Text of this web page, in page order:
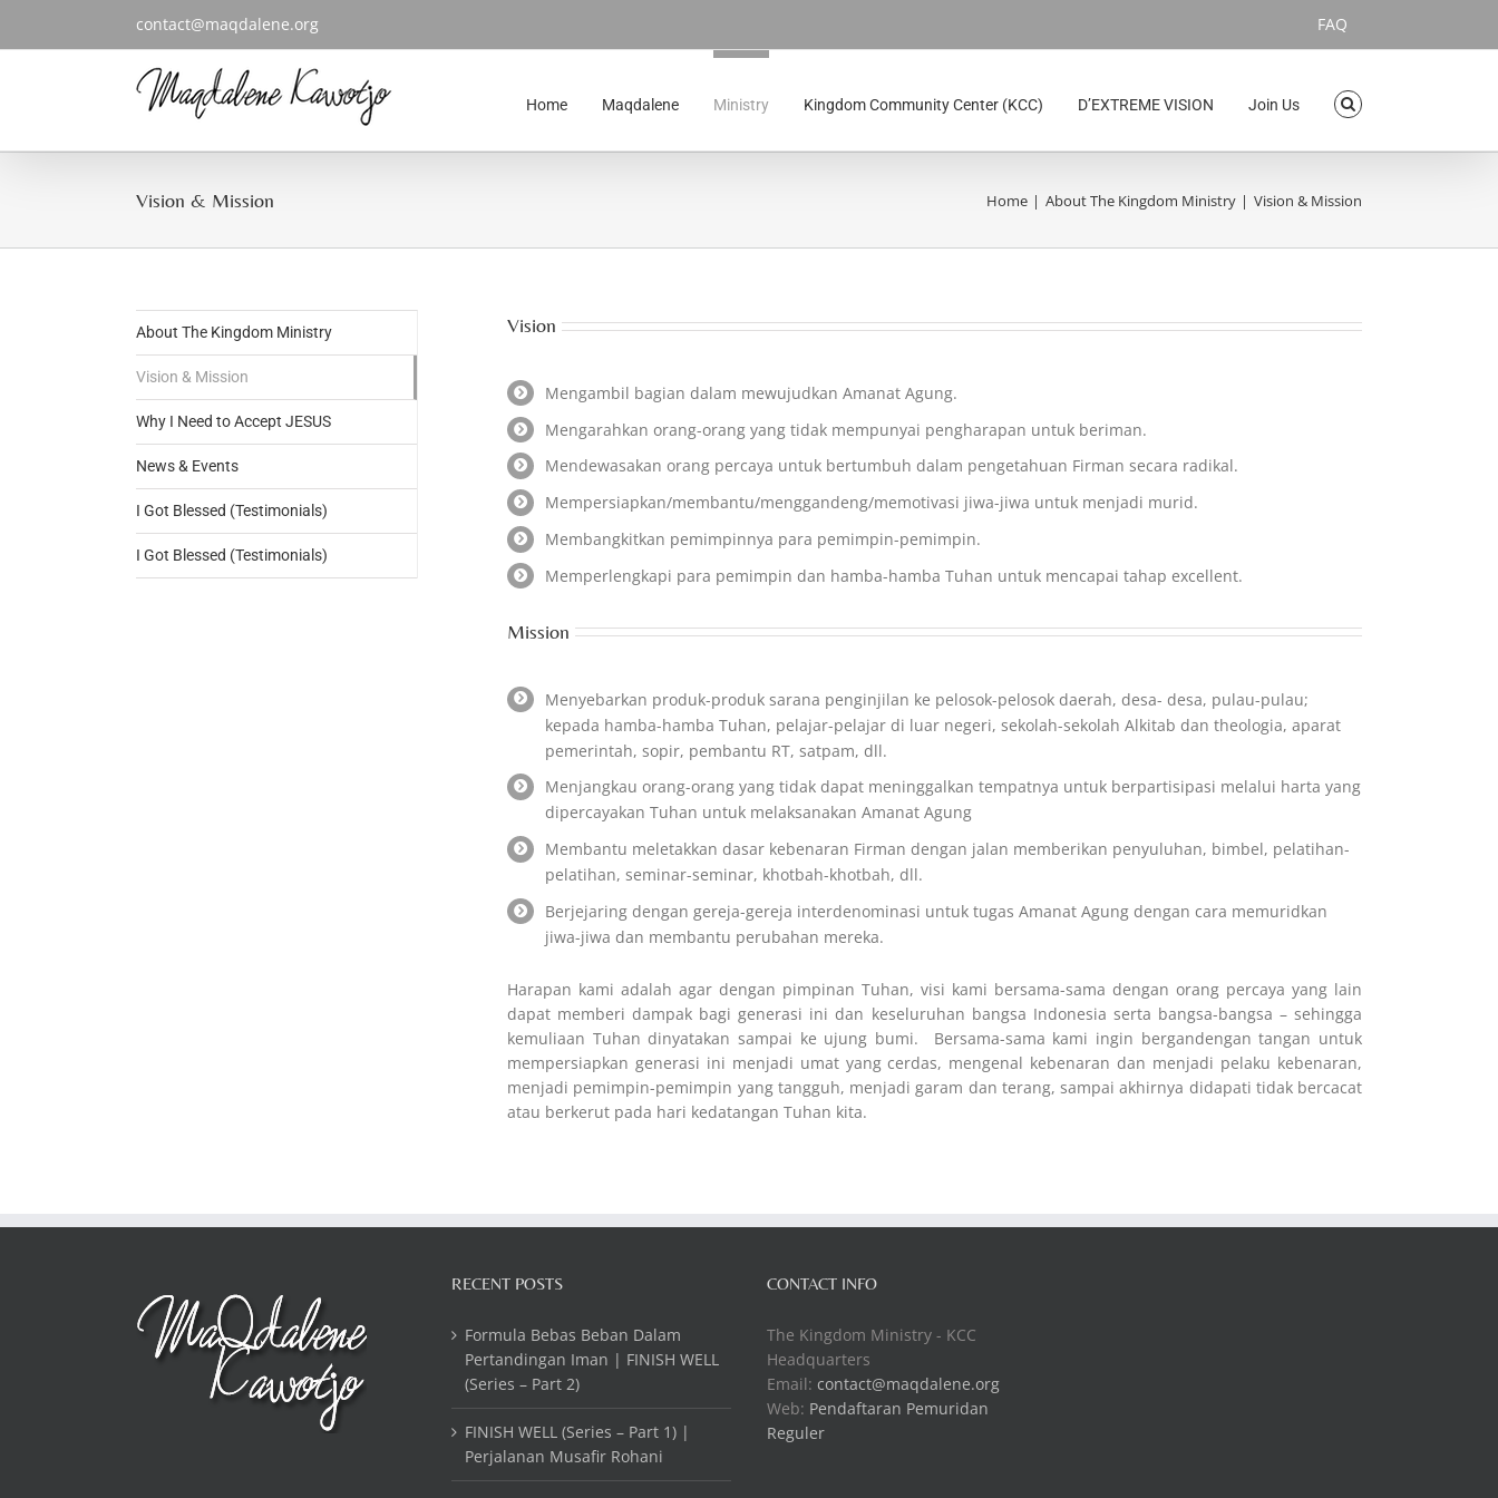
contact@maqdalene.org FAQ
Home Maqdalene Ministry Kingdom Community Center (KCC) D’EXTREME VISION Join Us
Vision & Mission Home About The Kingdom Ministry Vision & Mission
Vision
Mengambil bagian dalam mewujudkan Amanat Agung.
Mengarahkan orang-orang yang tidak mempunyai pengharapan untuk beriman.
Mendewasakan orang percaya untuk bertumbuh dalam pengetahuan Firman secara radikal.
Mempersiapkan/membantu/menggandeng/memotivasi jiwa-jiwa untuk menjadi murid.
Membangkitkan pemimpinnya para pemimpin-pemimpin.
Memperlengkapi para pemimpin dan hamba-hamba Tuhan untuk mencapai tahap excellent.
Mission
Menyebarkan produk-produk sarana penginjilan ke pelosok-pelosok daerah, desa- desa, pulau-pulau;
kepada hamba-hamba Tuhan, pelajar-pelajar di luar negeri, sekolah-sekolah Alkitab dan theologia, aparat
pemerintah, sopir, pembantu RT, satpam, dll.
Menjangkau orang-orang yang tidak dapat meninggalkan tempatnya untuk berpartisipasi melalui harta yang
dipercayakan Tuhan untuk melaksanakan Amanat Agung
Membantu meletakkan dasar kebenaran Firman dengan jalan memberikan penyuluhan, bimbel, pelatihan-
pelatihan, seminar-seminar, khotbah-khotbah, dll.
Berjejaring dengan gereja-gereja interdenominasi untuk tugas Amanat Agung dengan cara memuridkan
jiwa-jiwa dan membantu perubahan mereka.
Harapan kami adalah agar dengan pimpinan Tuhan, visi kami bersama-sama dengan orang percaya yang lain
dapat memberi dampak bagi generasi ini dan keseluruhan bangsa Indonesia serta bangsa-bangsa – sehingga
kemuliaan Tuhan dinyatakan sampai ke ujung bumi. Bersama-sama kami ingin bergandengan tangan untuk
mempersiapkan generasi ini menjadi umat yang cerdas, mengenal kebenaran dan menjadi pelaku kebenaran,
menjadi pemimpin-pemimpin yang tangguh, menjadi garam dan terang, sampai akhirnya didapati tidak bercacat
atau berkerut pada hari kedatangan Tuhan kita.
About The Kingdom Ministry
Vision & Mission
Why I Need to Accept JESUS
News & Events
I Got Blessed (Testimonials)
I Got Blessed (Testimonials)
RECENT POSTS
Formula Bebas Beban Dalam
Pertandingan Iman | FINISH WELL
(Series – Part 2)
FINISH WELL (Series – Part 1) |
Perjalanan Musafir Rohani
CONTACT INFO
The Kingdom Ministry - KCC
Headquarters
Email: contact@maqdalene.org
Web: Pendaftaran Pemuridan
Reguler